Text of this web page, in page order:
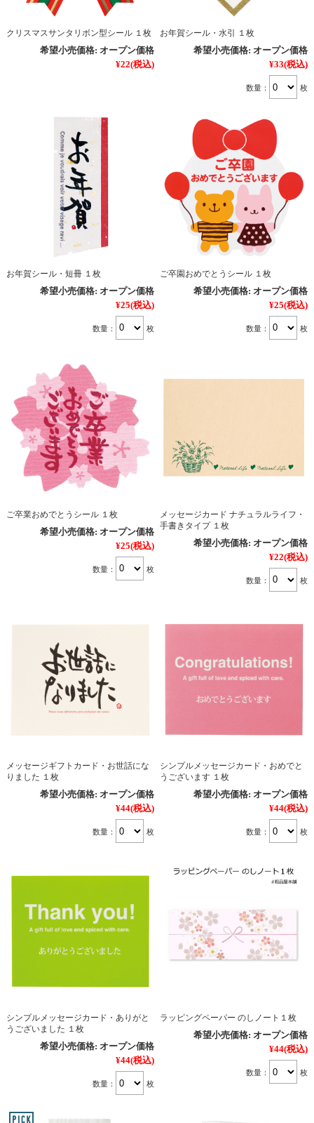
クリスマスサンタリボン型シール １枚
希望小売価格: オープン価格
¥22(税込)
お年賀シール・水引 １枚
希望小売価格: オープン価格
¥33(税込)
数量： 枚
お年賀シール・短冊 １枚
希望小売価格: オープン価格
¥25(税込)
数量： 枚
ご卒園おめでとうシール １枚
希望小売価格: オープン価格
¥25(税込)
数量： 枚
ご卒業おめでとうシール １枚
希望小売価格: オープン価格
¥25(税込)
数量： 枚
メッセージカード ナチュラルライフ・
手書きタイプ １枚
希望小売価格: オープン価格
¥22(税込)
数量： 枚
メッセージギフトカード・お世話にな
りました １枚
希望小売価格: オープン価格
¥44(税込)
数量： 枚
シンプルメッセージカード・おめでと
うございます １枚
希望小売価格: オープン価格
¥44(税込)
数量： 枚
シンプルメッセージカード・ありがと
うございました １枚
希望小売価格: オープン価格
¥44(税込)
数量： 枚
ラッピングペーパー のしノート１枚
希望小売価格: オープン価格
¥44(税込)
数量： 枚